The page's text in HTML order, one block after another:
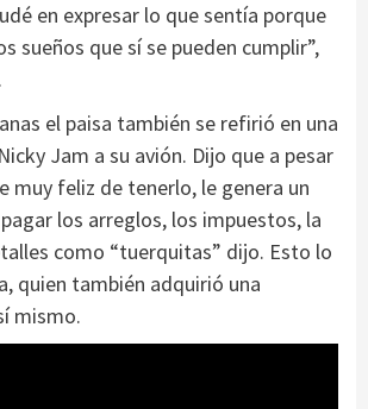
en expresar lo que sentía porque
sueños que sí se pueden cumplir”,
el paisa también se refirió en una
Jam a su avión. Dijo que a pesar
muy feliz de tenerlo, le genera un
los arreglos, los impuestos, la
como “tuerquitas” dijo. Esto lo
quien también adquirió una
mismo.